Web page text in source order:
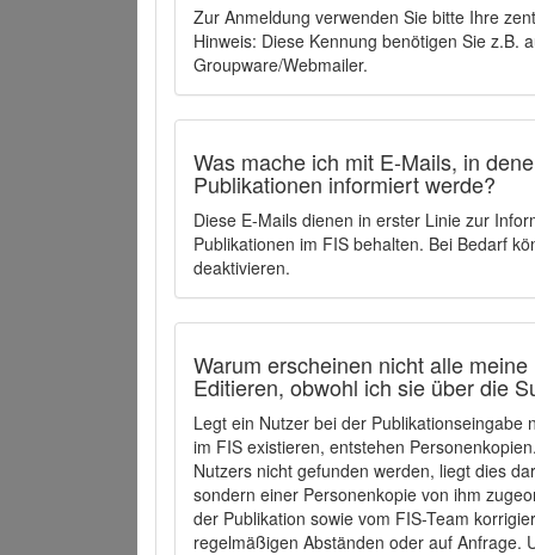
Zur Anmeldung verwenden Sie bitte Ihre
Hinweis: Diese Kennung benötigen Sie z.B.
Groupware/Webmailer.
Was mache ich mit E-Mails, in
Publikationen informiert werde?
Diese E-Mails dienen in erster Linie zur
Publikationen im FIS behalten. Bei Bedarf
deaktivieren.
Warum erscheinen nicht alle
Editieren, obwohl ich sie über die
Legt ein Nutzer bei der
im FIS existieren, entstehen
Nutzers nicht gefunden werden, liegt dies
sondern einer Personenkopie von ihm
der Publikation sowie vom FIS-Team
regelmäßigen Abständen oder auf Anfrage.